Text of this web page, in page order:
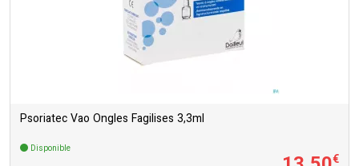
Psoriatec Vao Ongles Fagilises 3,3ml
Disponible
€